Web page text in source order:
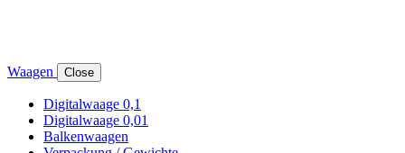
Waagen Close
Digitalwaage 0,1
Digitalwaage 0,01
Balkenwaagen